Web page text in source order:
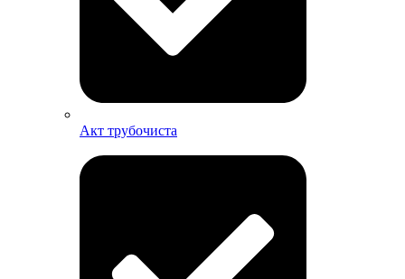
Акт трубочиста